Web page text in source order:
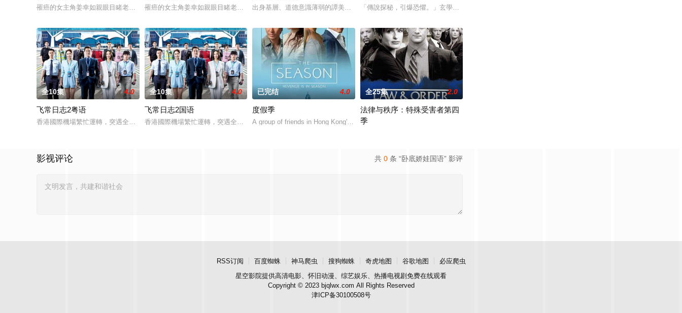
罹癌的女主角姜幸如親眼目睹老公和她唯一的閨蜜的姦情，慘遭兩人狠下毒手。坎坷的她竟然「死
罹癌的女主角姜幸如親眼目睹老公和她唯一的閨蜜的姦情，慘遭兩人狠下毒手。坎坷的她竟然「死
出身基層、道德意識薄弱的譚美貞（田蕊妮飾），為了袒護犯了法的男友（楊明飾），令自己身陷
「傳說探秘，引爆恐懼。」玄學大師莊一臣（黎耀祥飾）創立探秘頻道，以香港各處神秘地點作招
全10集 4.0
飞常日志2粤语
香港國際機場繁忙運轉，突遇全球系統故障而出現混亂，客運大樓及旅客體驗總經理楊尚偉與夥伴
全10集 4.0
飞常日志2国语
香港國際機場繁忙運轉，突遇全球系統故障而出現混亂，客運大樓及旅客體驗總經理楊尚偉與夥伴
已完结 4.0
度假季
A group of friends in Hong Kong's elite boa
全25集 2.0
法律与秩序：特殊受害者第四
季
共 0 条 “卧底娇娃国语” 影评
影视评论
RSS订阅 百度蜘蛛 神马爬虫 搜狗蜘蛛 奇虎地图 谷歌地图
必应爬虫
星空影院提供高清电影、怀旧动漫、综艺娱乐、热播电视剧免费在线观看
Copyright © 2023 bjqlwx.com All Rights Reserved
津ICP备30100508号